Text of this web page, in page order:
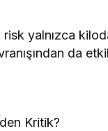
yalnızca
da
Kritik?